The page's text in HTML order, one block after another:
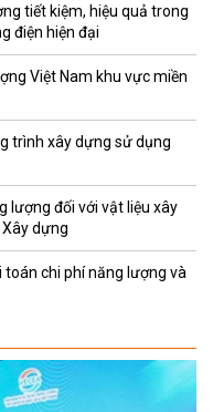
tiết kiệm, hiệu quả trong
điện hiện đại
Việt Nam khu vực miền
trình xây dựng sử dụng
lượng đối với vật liệu xây
dựng
toán chi phí năng lượng và